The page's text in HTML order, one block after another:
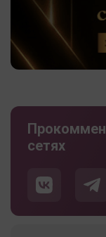
сетях